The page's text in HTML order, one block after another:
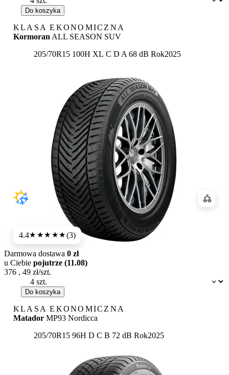
Do koszyka
KLASA EKONOMICZNA
Kormoran ALL SEASON SUV
205/70R15 100H XL Etykieta:
C D A 68 dB Rok2025
4.4★★★★★(3)
Dostępność:
Darmowa dostawa 0 zł
u Ciebie pojutrze (11.08)
376 , 49 zł/szt.
Do koszyka
KLASA EKONOMICZNA
Matador MP93 Nordicca
205/70R15 96H Etykieta:
D C B 72 dB Rok2025